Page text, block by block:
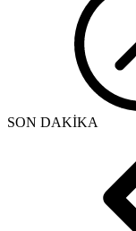
SON DAKİKA